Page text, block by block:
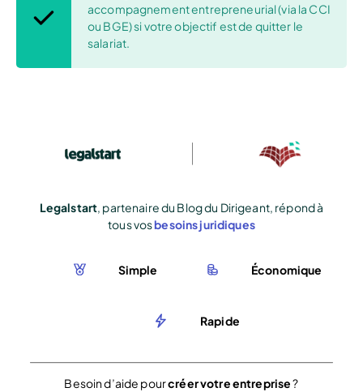
accompagnement entrepreneurial (via la CCI
ou BGE) si votre objectif est de quitter le
salariat.
Legalstart , partenaire du Blog du Dirigeant, répond à
tous vosbesoins juridiques
Simple Économique
Rapide
Besoin d’aide pourcréer votre entreprise?